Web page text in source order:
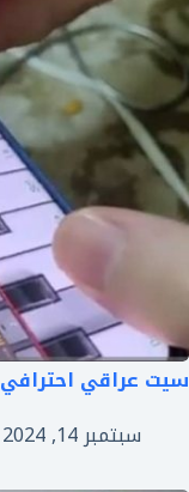
سيت عراقي احترافي pa4x للاورج 2024
سبتمبر 14, 2024